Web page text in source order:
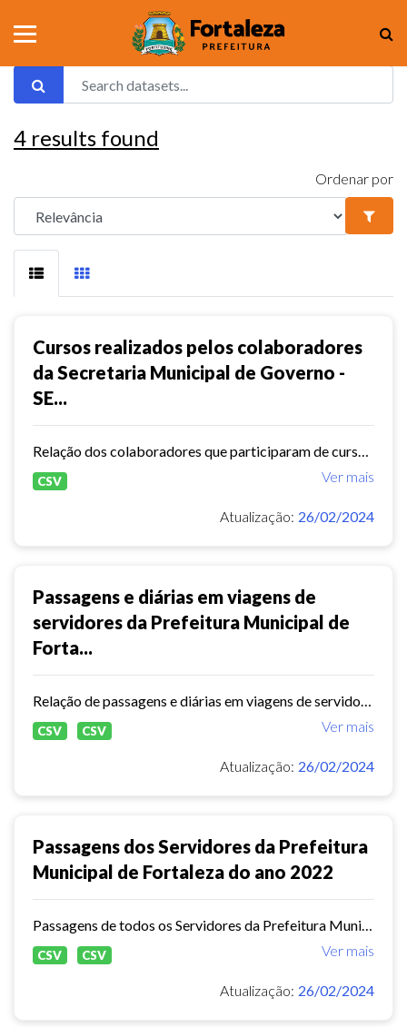
4 results found
Ordenar por
Cursos realizados pelos colaboradores
da Secretaria Municipal de Governo -
SE...
Ver mais
CSV
Atualização: 26/02/2024
Passagens e diárias em viagens de
servidores da Prefeitura Municipal de
Forta...
Ver mais
CSV CSV
Atualização: 26/02/2024
Passagens dos Servidores da Prefeitura
Municipal de Fortaleza do ano 2022
Ver mais
CSV CSV
Atualização: 26/02/2024